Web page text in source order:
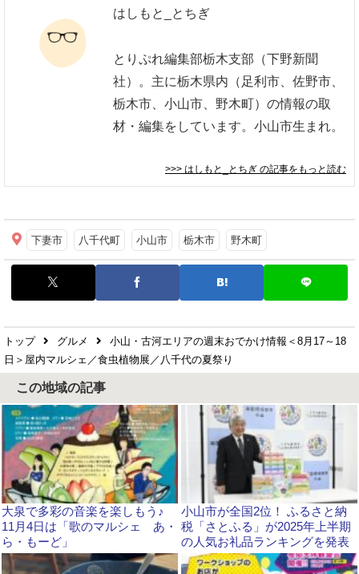
はしもと_とちぎ
とりぷれ編集部栃木支部（下野新聞
社）。主に栃木県内（足利市、佐野市、
栃木市、小山市、野木町）の情報の取
材・編集をしています。小山市生まれ。
>>> はしもと_とちぎ の記事をもっと読む
下妻市 八千代町 小山市 栃木市 野木町
トップ グルメ
小山・古河エリアの週末おでかけ情報＜8月17～18
日＞屋内マルシェ／食虫植物展／八千代の夏祭り
この地域の記事
大泉で多彩の音楽を楽しもう♪
11月4日は「歌のマルシェ あ・
ら・もーど」
小山市が全国2位！ ふるさと納
税「さとふる」が2025年上半期
の人気お礼品ランキングを発表